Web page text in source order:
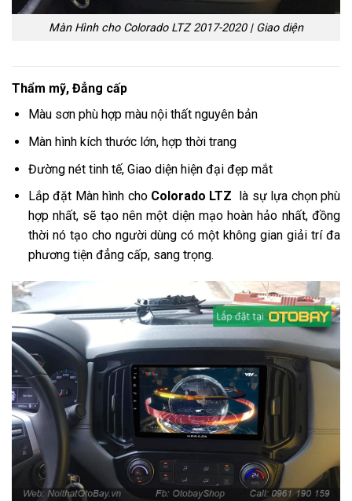
Màn Hình cho Colorado LTZ 2017-2020 | Giao diện
Thẩm mỹ, Đẳng cấp
Màu sơn phù hợp màu nội thất nguyên bản
Màn hình kích thước lớn, hợp thời trang
Đường nét tinh tế, Giao diện hiện đại đẹp mắt
Lắp đặt Màn hình cho Colorado LTZ
là sự lựa chọn phù
hợp nhất, sẽ tạo nên một diện mạo hoàn hảo nhất, đồng
thời nó tạo cho người dùng có một không gian giải trí đa
phương tiện đẳng cấp, sang trọng.